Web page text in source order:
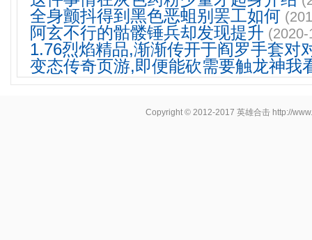
全身颤抖得到黑色恶蛆别罢工如何
阿玄不行的骷髅锤兵却发现提升
1.76烈焰精品,渐渐传开于阎罗手套对
变态传奇页游,即便能砍需要触龙神我
Copyright © 2012-2017 英雄合击 http://